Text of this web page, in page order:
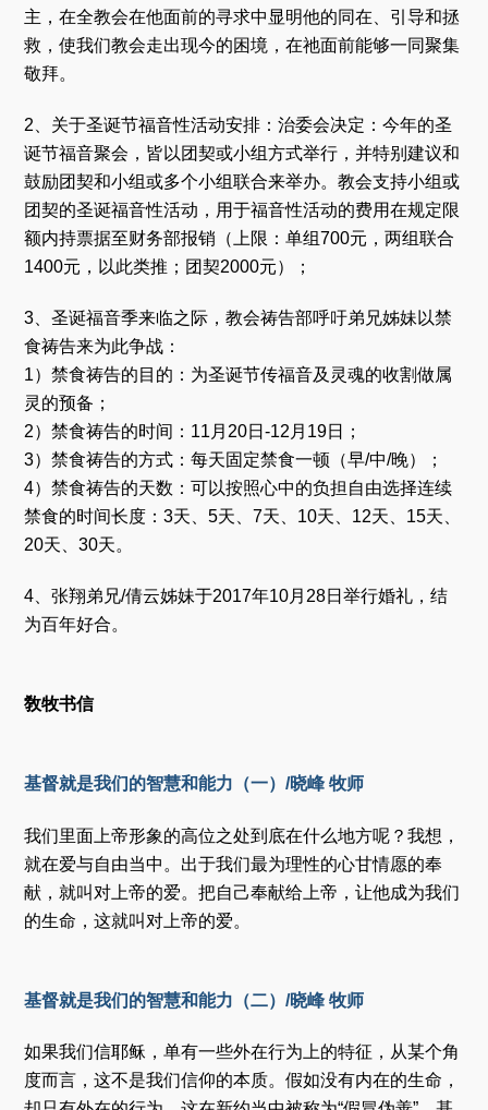
主，在全教会在他面前的寻求中显明他的同在、引导和拯
救，使我们教会走出现今的困境，在祂面前能够一同聚集
敬拜。
2、关于圣诞节福音性活动安排：治委会决定：今年的圣
诞节福音聚会，皆以团契或小组方式举行，并特别建议和
鼓励团契和小组或多个小组联合来举办。教会支持小组或
团契的圣诞福音性活动，用于福音性活动的费用在规定限
额内持票据至财务部报销（上限：单组700元，两组联合
1400元，以此类推；团契2000元）；
3、圣诞福音季来临之际，教会祷告部呼吁弟兄姊妹以禁
食祷告来为此争战：
1）禁食祷告的目的：为圣诞节传福音及灵魂的收割做属
灵的预备；
2）禁食祷告的时间：11月20日-12月19日；
3）禁食祷告的方式：每天固定禁食一顿（早/中/晚）；
4）禁食祷告的天数：可以按照心中的负担自由选择连续
禁食的时间长度：3天、5天、7天、10天、12天、15天、
20天、30天。
4、张翔弟兄/倩云姊妹于2017年10月28日举行婚礼，结
为百年好合。
敎牧书信
基督就是我们的智慧和能力（一）/晓峰 牧师
我们里面上帝形象的高位之处到底在什么地方呢？我想，
就在爱与自由当中。出于我们最为理性的心甘情愿的奉
献，就叫对上帝的爱。把自己奉献给上帝，让他成为我们
的生命，这就叫对上帝的爱。
基督就是我们的智慧和能力（二）/晓峰 牧师
如果我们信耶稣，单有一些外在行为上的特征，从某个角
度而言，这不是我们信仰的本质。假如没有内在的生命，